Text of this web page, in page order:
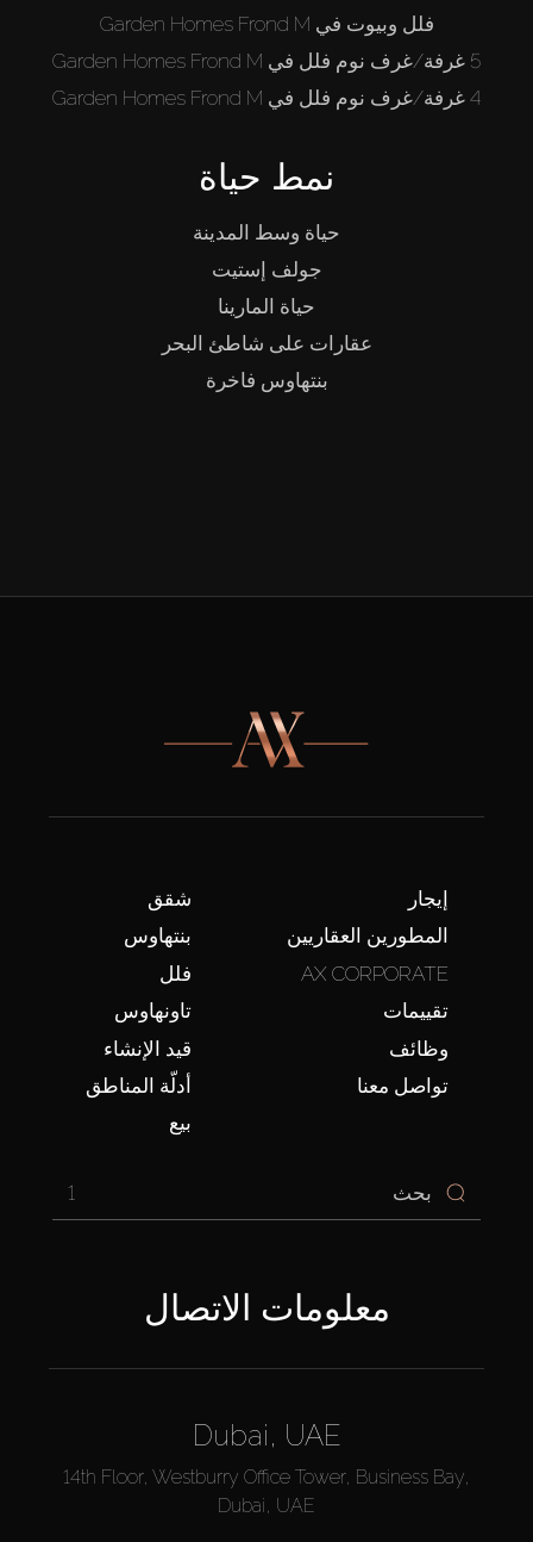
فلل وبيوت في Garden Homes Frond M
5 غرفة/غرف نوم فلل في Garden Homes Frond M
4 غرفة/غرف نوم فلل في Garden Homes Frond M
نمط حياة
حياة وسط المدينة
جولف إستيت
حياة المارينا
عقارات على شاطئ البحر
بنتهاوس فاخرة
شقق
بنتهاوس
فلل
تاونهاوس
قيد الإنشاء
أدلّة المناطق
بيع
إيجار
المطورين العقاريين
AX CORPORATE
تقييمات
وظائف
تواصل معنا
1
معلومات الاتصال
Dubai, UAE
14th Floor, Westburry Office Tower, Business Bay,
Dubai, UAE